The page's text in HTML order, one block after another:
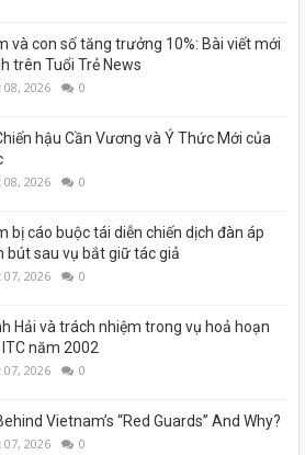
và con số tăng trưởng 10%: Bài viết mới
trên Tuổi Trẻ News
2026 0
hậu Cần Vương và Ý Thức Mới của
2026 0
bị cáo buộc tái diễn chiến dịch đàn áp
bút sau vụ bắt giữ tác giả
2026 0
Hải và trách nhiệm trong vụ hoả hoạn
năm 2002
2026 0
Vietnam’s “Red Guards” And Why?
2026 0